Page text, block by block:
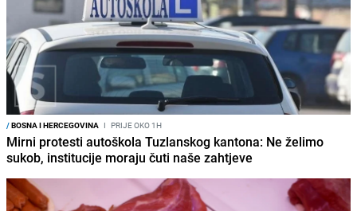
/BOSNA I HERCEGOVINA I PRIJE OKO 1H
Mirni protesti autoškola Tuzlanskog kantona: Ne želimo
sukob, institucije moraju čuti naše zahtjeve